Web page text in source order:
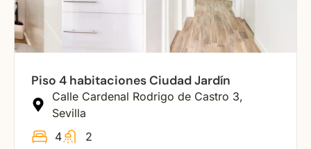
Piso 4 habitaciones Ciudad Jardín
Calle Cardenal Rodrigo de Castro 3,
Sevilla
4
2